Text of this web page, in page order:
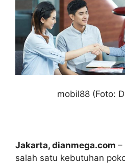
mobil88 (Foto:
Jakarta, dianmega.com –
salah satu kebutuhan